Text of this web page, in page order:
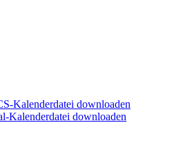
Kalenderdatei downloaden
Kalenderdatei downloaden